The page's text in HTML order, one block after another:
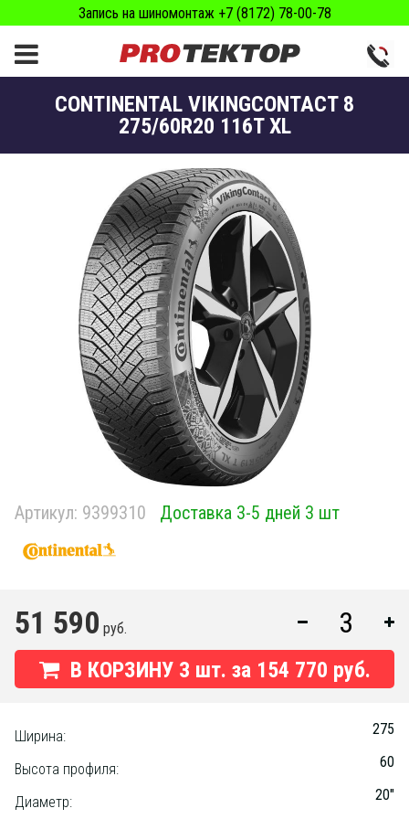
Запись на шиномонтаж +7 (8172) 78-00-78
CONTINENTAL VIKINGCONTACT 8
275/60R20 116T XL
Артикул: 9399310 Доставка 3-5 дней 3 шт
51 590 руб.
В КОРЗИНУ 3 шт. за 154 770 руб.
Ширина: 275
Высота профиля: 60
Диаметр: 20"